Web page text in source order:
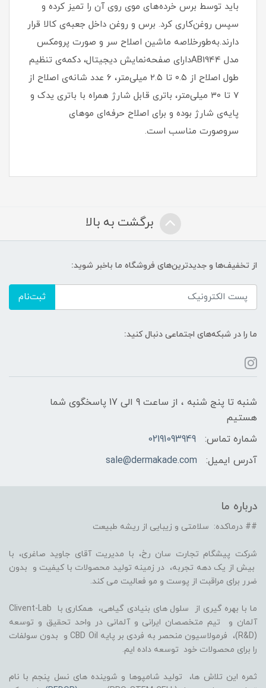
باید توسط برس خرده‌های موی روی آن را تمیز کرده و
سپس روغن‌کاری کرد. برس و روغن داخل جعبه‌ی کالا قرار
دارند.به‌طورخلاصه ماشین اصلاح سر و صورت پرومکس
مدل AB1944دارای صفحه‌نمایش دیجیتال، دکمه‌ی تنظیم
طول اصلاح از ۰.۵ تا ۲.۵ میلی‌متر، ۶ عدد شانه‌ی اصلاح از
۷ تا ۳۰ میلی‌متر، باتری قابل شارژ همراه با باتری یدک و
پایه‌ی شارژ بوده و برای اصلاح حرفه‌ای موهای
سروصورت مناسب است.
برگشت به بالا
از تخفیف‌ها و جدیدترین‌های فروشگاه ما باخبر شوید:
ثبت‌نام
ما را در شبکه‌های اجتماعی دنبال کنید:
شنبه تا پنج شنبه ، از ساعت 9 الی 17 پاسخگوی شما
هستیم
شماره تماس:
02191093949
آدرس ایمیل:
sale@dermakade.com
درباره ما
## درماکده: سلامتی و زیبایی از ریشه طبیعت
شرکت پیشگام تجارت سان رخ، با مدیریت آقای جاوید صاغری، با
بیش از یک دهه تجربه، در زمینه تولید محصولات با کیفیت و بدون
ضرر برای مراقبت از پوست و مو فعالیت می کند.
ما با بهره گیری از سلول های بنیادی گیاهی، همکاری با Clivent-Lab
آلمان و تیم متخصصان ایرانی و آلمانی در واحد تحقیق و توسعه
(R&D)، فرمولاسیون منحصر به فردی بر پایه CBD Oil و بدون سولفات
را برای محصولات خود توسعه داده ایم.
ثمره این تلاش ها، تولید شامپوها و شوینده های نسل پنجم با نام